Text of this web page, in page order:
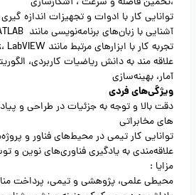
توانایی کار با ادوات و تجهیزات اندازه
آشنایی با زبان‌های برنامه‌نویسی مانند MATLAB یا C++ و Python
تجربه کار با ابزارهای مرتبط مانند Simulink، LabVIEW و...
علاقه مند به دانش ریاضیات کاربردی،
آمار، بهینه‌سازی
ویژگی‌های فردی
دقت بالا و توجه به جزئیات در طراحی و
های مخابراتی
توانایی کار تیمی در محیط‌های فناور و
علاقه‌مندی به یادگیری فناوری‌های نوین
مزایا :
محیطی علمی، پژوهشی و تیمی، پرداخت